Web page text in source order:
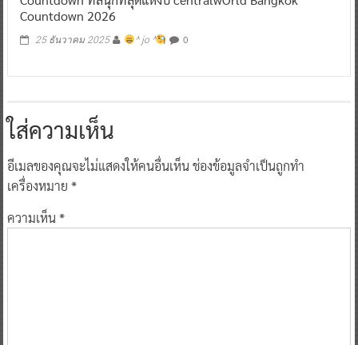
Countdown 2026
25 ธันวาคม 2025 ^ jo ^ 0
ใส่ความเห็น
อีเมลของคุณจะไม่แสดงให้คนอื่นเห็นช่องข้อมูลจำเป็นถูกทำ
เครื่องหมาย *
ความเห็น*